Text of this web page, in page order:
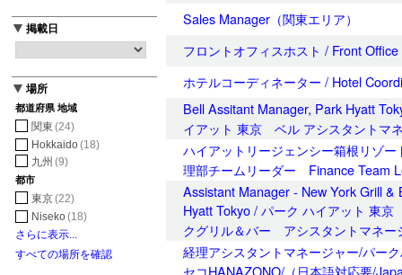
掲載日
場所
都道府県 地域
関東 (24)
Hokkaido(18)
九州 (9)
都市
東京(22)
Niseko(18)
さらに表示...
すべての場所を確認
Sales Manager（関東エリア）
フロントオフィスホスト / Front
ホテルコーディネーター / Hotel
Bell Assitant Manager, Park Hyatt
イアット 東京 ベル アシスタントマ
ハイアットリージェンシー箱根リゾ
理部チームリーダー Finance Team
Assistant Manager - New York Grill &
Hyatt Tokyo / パーク ハイアット 東
クグリル＆バー アシスタントマネー
経理アシスタントマネージャー/パー
セコHANAZONO/（日本語対応要/